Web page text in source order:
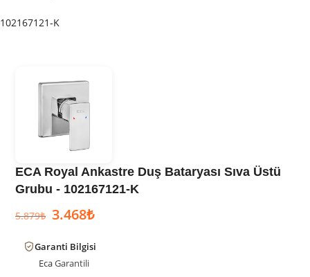
102167121-K
ECA Royal Ankastre Duş Bataryası Sıva Üstü
Grubu - 102167121-K
5.879₺ 3.468₺
Garanti Bilgisi
EcaGarantili